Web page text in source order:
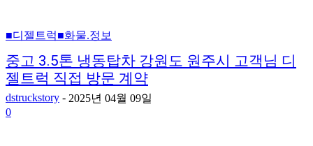
■디젤트럭■화물.정보
중고 3.5톤 냉동탑차 강원도 원주시 고객님 디
젤트럭 직접 방문 계약
dstruckstory - 2025년 04월 09일
0